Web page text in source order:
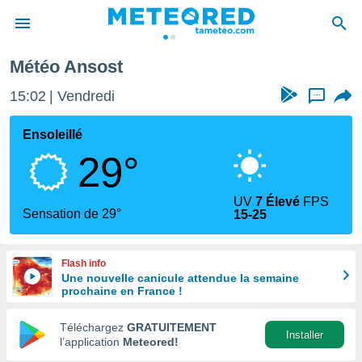
de
en
Météo Ansost
15:02 Vendredi ...
Ensoleillé
29°
Sensation de 29°
UV7 Élevé FPS
15-25
Flash info
Une nouvelle canicule attendue la semaine
prochaine en France !
Téléchargez GRATUITEMENT
l’application Meteored!
Installer